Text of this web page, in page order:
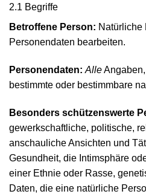
2.1 Begriffe
Betroffene Person: Natürliche
Personen­daten bearbeiten.
Personen­daten: Alle
bestimmte oder bestimmbare
Besonders schützenswerte
gewerk­schaftliche, politische,
anschauliche Ansichten und
Gesund­heit, die Intim­sphäre
einer Ethnie oder Rasse,
Daten, die eine natürliche